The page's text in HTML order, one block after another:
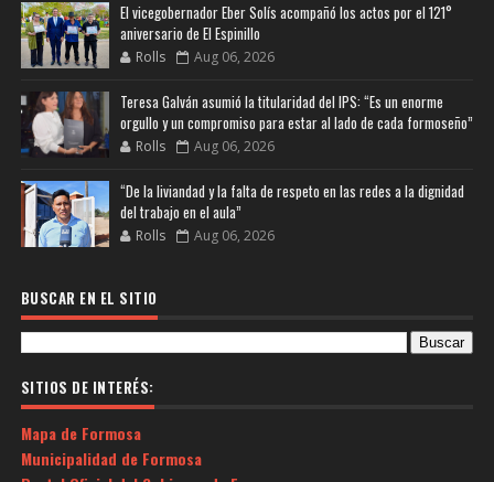
El vicegobernador Eber Solís acompañó los actos por el 121°
aniversario de El Espinillo
Rolls Aug 06, 2026
Teresa Galván asumió la titularidad del IPS: “Es un enorme
orgullo y un compromiso para estar al lado de cada formoseño”
Rolls Aug 06, 2026
“De la liviandad y la falta de respeto en las redes a la dignidad
del trabajo en el aula”
Rolls Aug 06, 2026
BUSCAR EN EL SITIO
SITIOS DE INTERÉS:
Mapa de Formosa
Municipalidad de Formosa